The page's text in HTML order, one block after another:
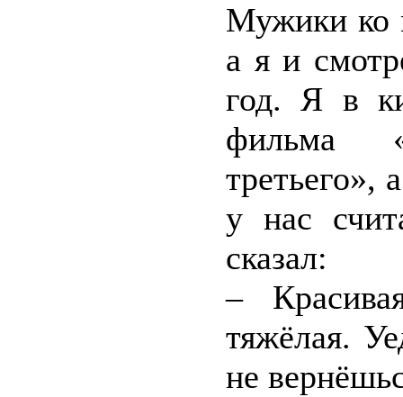
Мужики ко
а я и
год. Я в
фильма
третьего»,
у нас
сказал:
–
тяжёлая.
не